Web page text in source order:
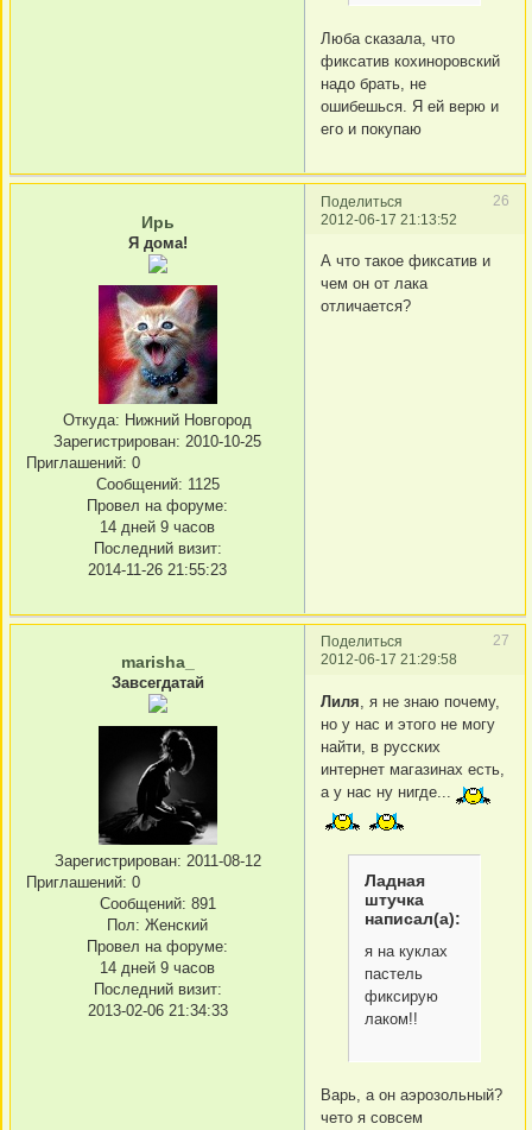
Люба сказала, что
фиксатив кохиноровский
надо брать, не
ошибешься. Я ей верю и
его и покупаю
Поделиться
26
2012-06-17 21:13:52
Ирь
Я дома!
Откуда: Нижний Новгород
Зарегистрирован: 2010-10-25
Приглашений: 0
Сообщений: 1125
Провел на форуме:
14 дней 9 часов
Последний визит:
2014-11-26 21:55:23
А что такое фиксатив и
чем он от лака
отличается?
Поделиться
27
2012-06-17 21:29:58
marisha_
Завсегдатай
Зарегистрирован: 2011-08-12
Приглашений: 0
Сообщений: 891
Пол: Женский
Провел на форуме:
14 дней 9 часов
Последний визит:
2013-02-06 21:34:33
Лиля , я не знаю почему,
но у нас и этого не могу
найти, в русских
интернет магазинах есть,
а у нас ну нигде...
Ладная
штучка
написал(а):
я на куклах
пастель
фиксирую
лаком!!
Варь, а он аэрозольный?
чето я совсем